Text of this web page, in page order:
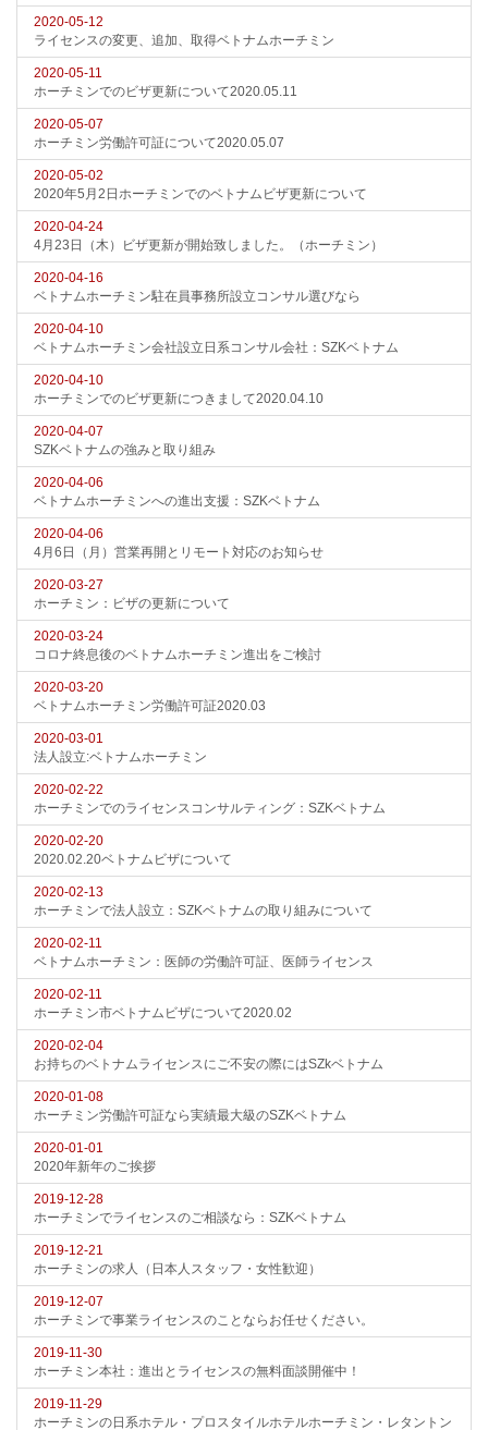
2020-05-12
ライセンスの変更、追加、取得ベトナムホーチミン
2020-05-11
ホーチミンでのビザ更新について2020.05.11
2020-05-07
ホーチミン労働許可証について2020.05.07
2020-05-02
2020年5月2日ホーチミンでのベトナムビザ更新について
2020-04-24
4月23日（木）ビザ更新が開始致しました。（ホーチミン）
2020-04-16
ベトナムホーチミン駐在員事務所設立コンサル選びなら
2020-04-10
ベトナムホーチミン会社設立日系コンサル会社：SZKベトナム
2020-04-10
ホーチミンでのビザ更新につきまして2020.04.10
2020-04-07
SZKベトナムの強みと取り組み
2020-04-06
ベトナムホーチミンへの進出支援：SZKベトナム
2020-04-06
4月6日（月）営業再開とリモート対応のお知らせ
2020-03-27
ホーチミン：ビザの更新について
2020-03-24
コロナ終息後のベトナムホーチミン進出をご検討
2020-03-20
ベトナムホーチミン労働許可証2020.03
2020-03-01
法人設立:ベトナムホーチミン
2020-02-22
ホーチミンでのライセンスコンサルティング：SZKベトナム
2020-02-20
2020.02.20ベトナムビザについて
2020-02-13
ホーチミンで法人設立：SZKベトナムの取り組みについて
2020-02-11
ベトナムホーチミン：医師の労働許可証、医師ライセンス
2020-02-11
ホーチミン市ベトナムビザについて2020.02
2020-02-04
お持ちのベトナムライセンスにご不安の際にはSZkベトナム
2020-01-08
ホーチミン労働許可証なら実績最大級のSZKベトナム
2020-01-01
2020年新年のご挨拶
2019-12-28
ホーチミンでライセンスのご相談なら：SZKベトナム
2019-12-21
ホーチミンの求人（日本人スタッフ・女性歓迎）
2019-12-07
ホーチミンで事業ライセンスのことならお任せください。
2019-11-30
ホーチミン本社：進出とライセンスの無料面談開催中！
2019-11-29
ホーチミンの日系ホテル・プロスタイルホテルホーチミン・レタントン